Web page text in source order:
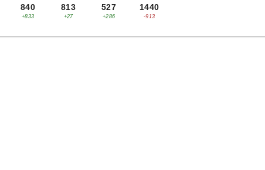
840
+833
813
+27
527
+286
1440
-913